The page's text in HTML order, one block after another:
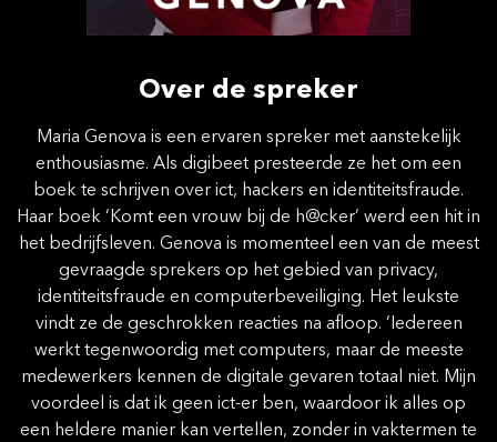
Over de spreker
Maria Genova is een ervaren spreker met aanstekelijk
enthousiasme. Als digibeet presteerde ze het om een
boek te schrijven over ict, hackers en identiteitsfraude.
Haar boek ‘Komt een vrouw bij de h@cker’ werd een hit in
het bedrijfsleven. Genova is momenteel een van de meest
gevraagde sprekers op het gebied van privacy,
identiteitsfraude en computerbeveiliging. Het leukste
vindt ze de geschrokken reacties na afloop. ‘Iedereen
werkt tegenwoordig met computers, maar de meeste
medewerkers kennen de digitale gevaren totaal niet. Mijn
voordeel is dat ik geen ict-er ben, waardoor ik alles op
een heldere manier kan vertellen, zonder in vaktermen te